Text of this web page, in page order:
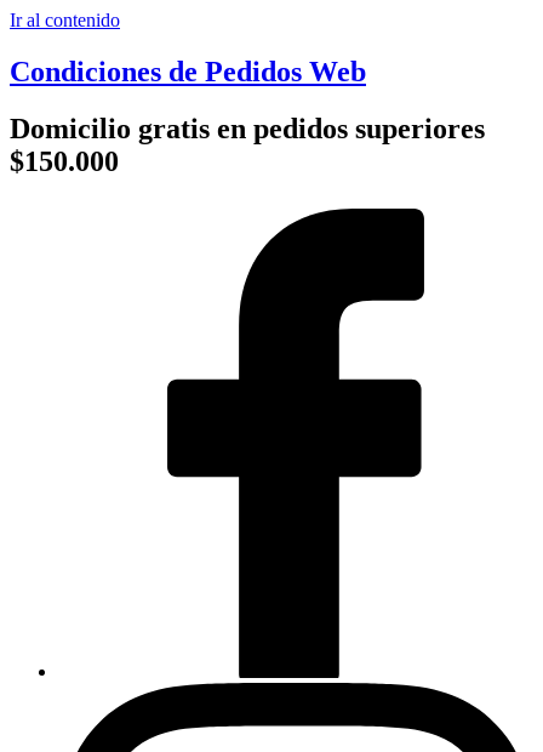
Ir al contenido
Condiciones de Pedidos Web
Domicilio gratis en pedidos superiores
$150.000